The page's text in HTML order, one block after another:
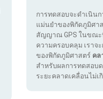
การทดสอบจะดำเนิน
แม่นยำของพิกัดภูมิศ
สัญญาณ GPS ในขณะ
ความครอบคลุม เราจ
ของพิกัดภูมิศาสตร์ คล
สำหรับผลการทดสอบ
ระยะคลาดเคลื่อนไม่เ